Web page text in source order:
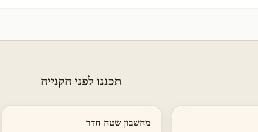
תכננו לפני הקנייה
מחשבון שטח חדר